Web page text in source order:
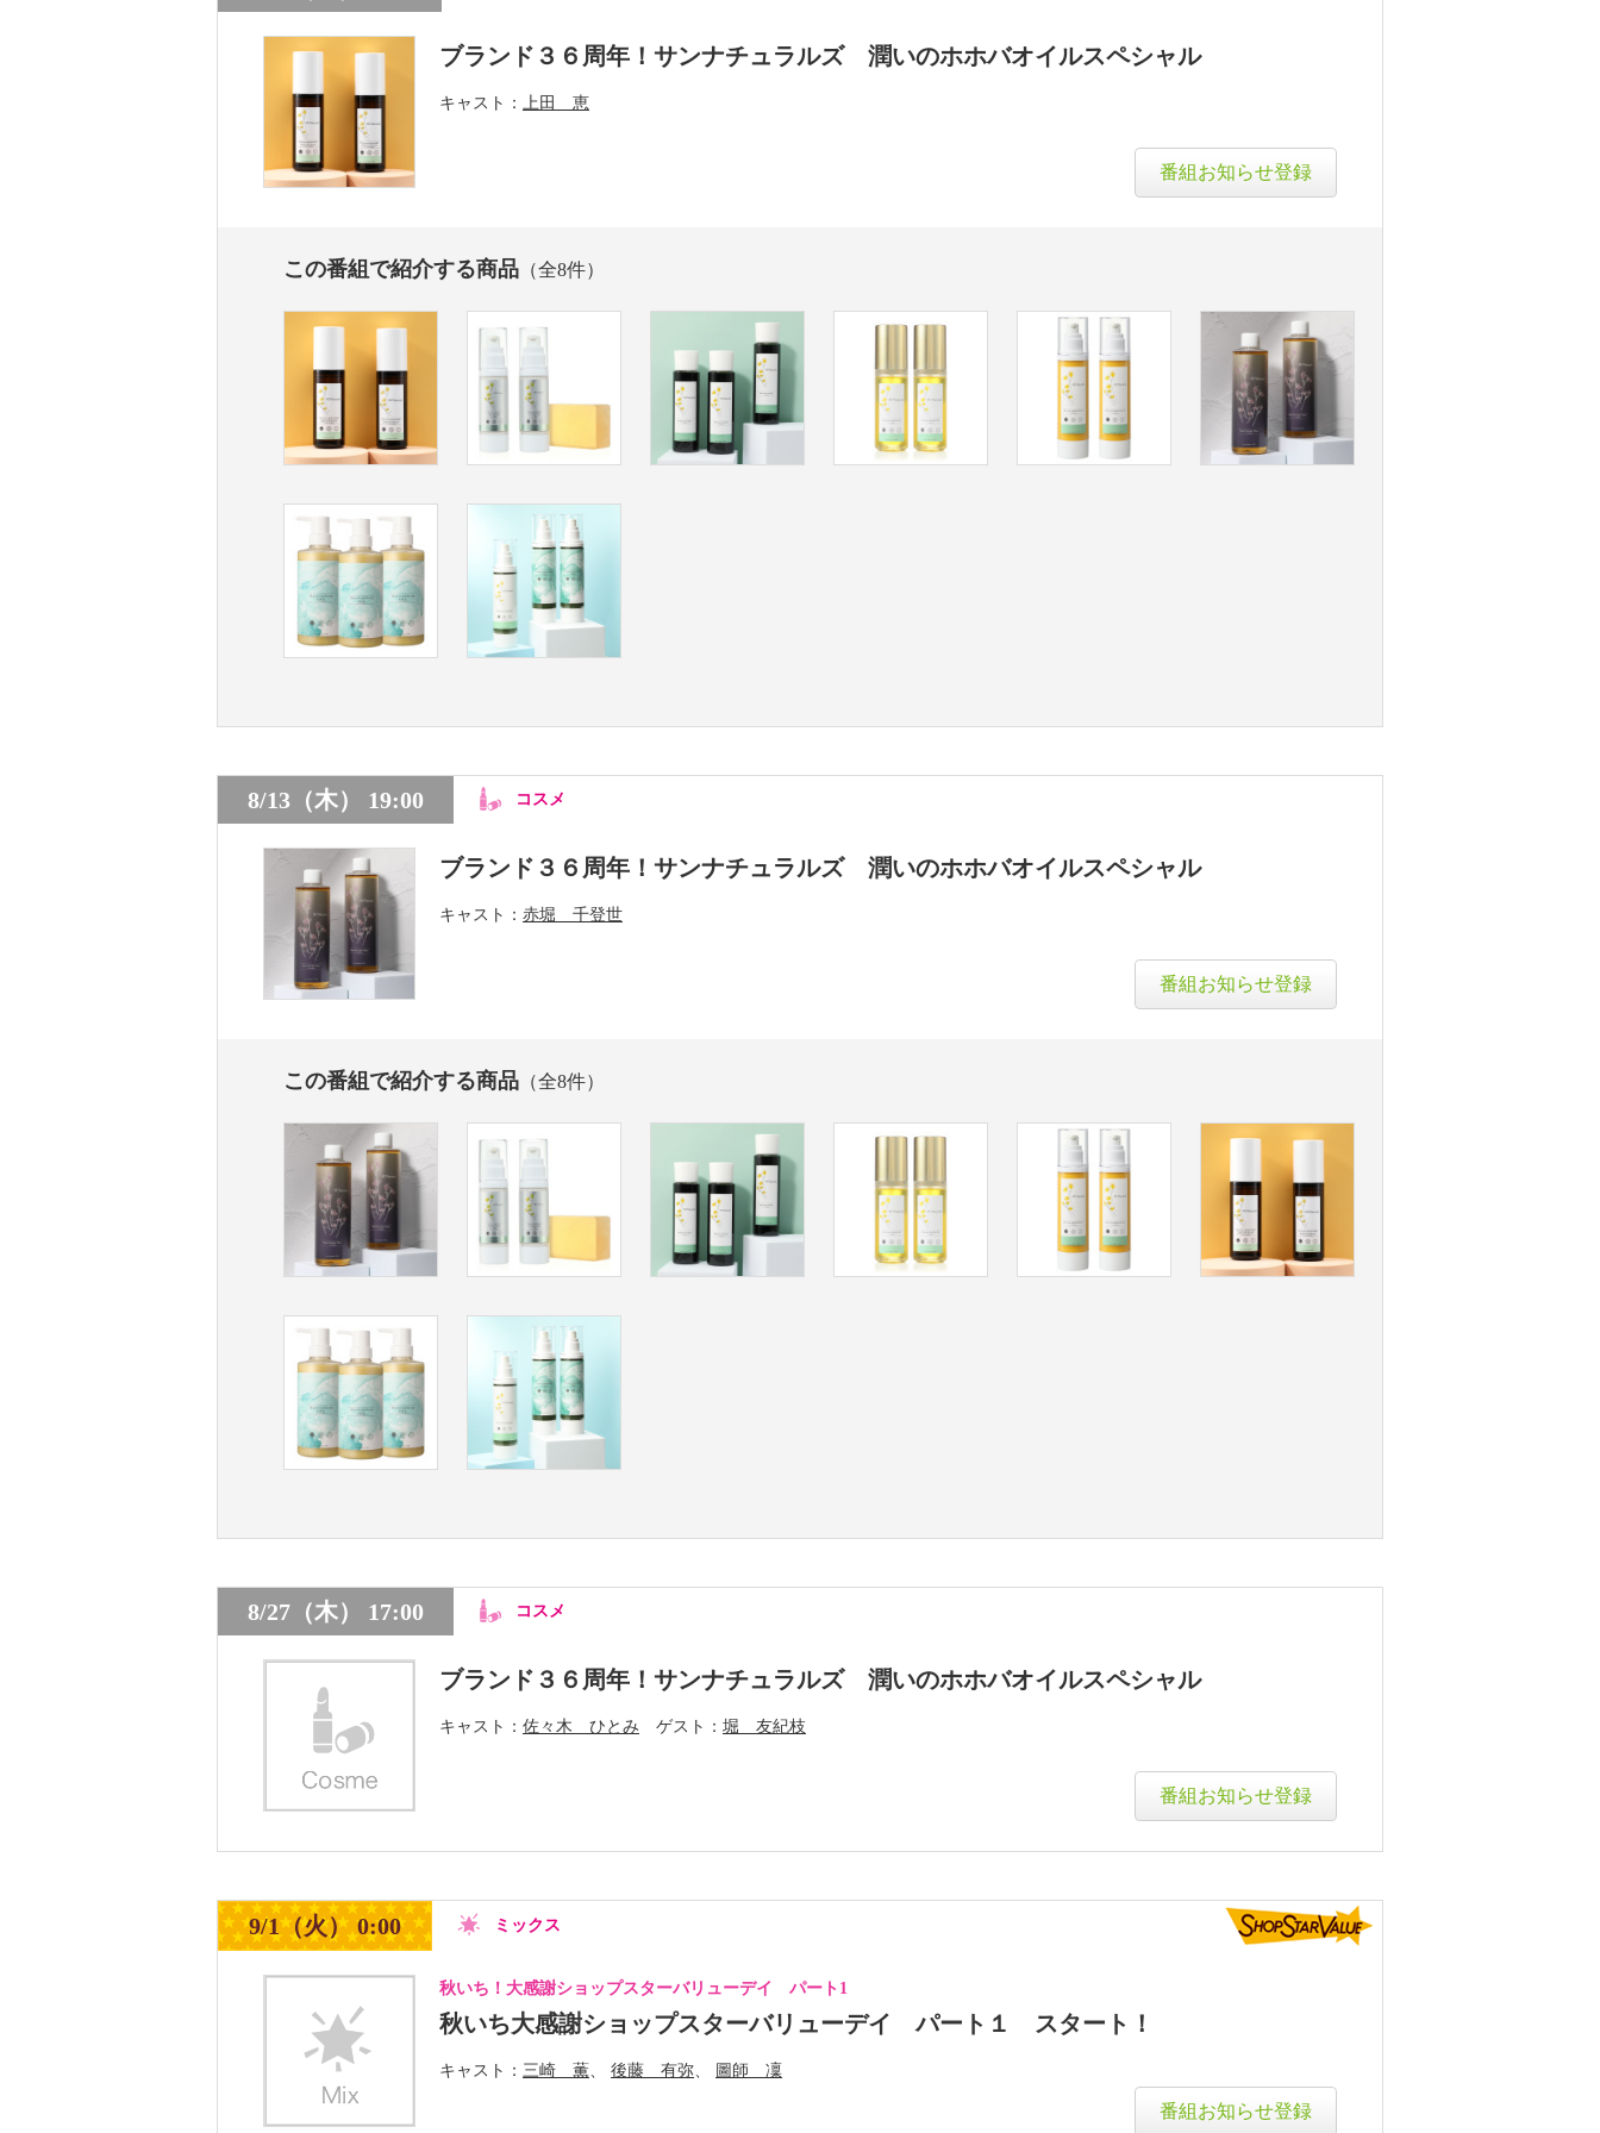
ブランド３６周年！サンナチュラルズ 潤いのホホバオイルスペシャル
キャスト 上田 恵
番組お知らせ登録
この番組で紹介する商品 （全8件）
8/13（木） 19:00 コスメ
ブランド３６周年！サンナチュラルズ 潤いのホホバオイルスペシャル
キャスト 赤堀 千登世
番組お知らせ登録
この番組で紹介する商品 （全8件）
8/27（木） 17:00 コスメ
ブランド３６周年！サンナチュラルズ 潤いのホホバオイルスペシャル
キャスト 佐々木 ひとみ ゲスト 堀 友紀枝
番組お知らせ登録
9/1（火） 0:00 ミックス
秋いち！大感謝ショップスターバリューデイ パート1
秋いち大感謝ショップスターバリューデイ パート１ スタート！
キャスト 三崎 薫 後藤 有弥 圖師 凜
番組お知らせ登録